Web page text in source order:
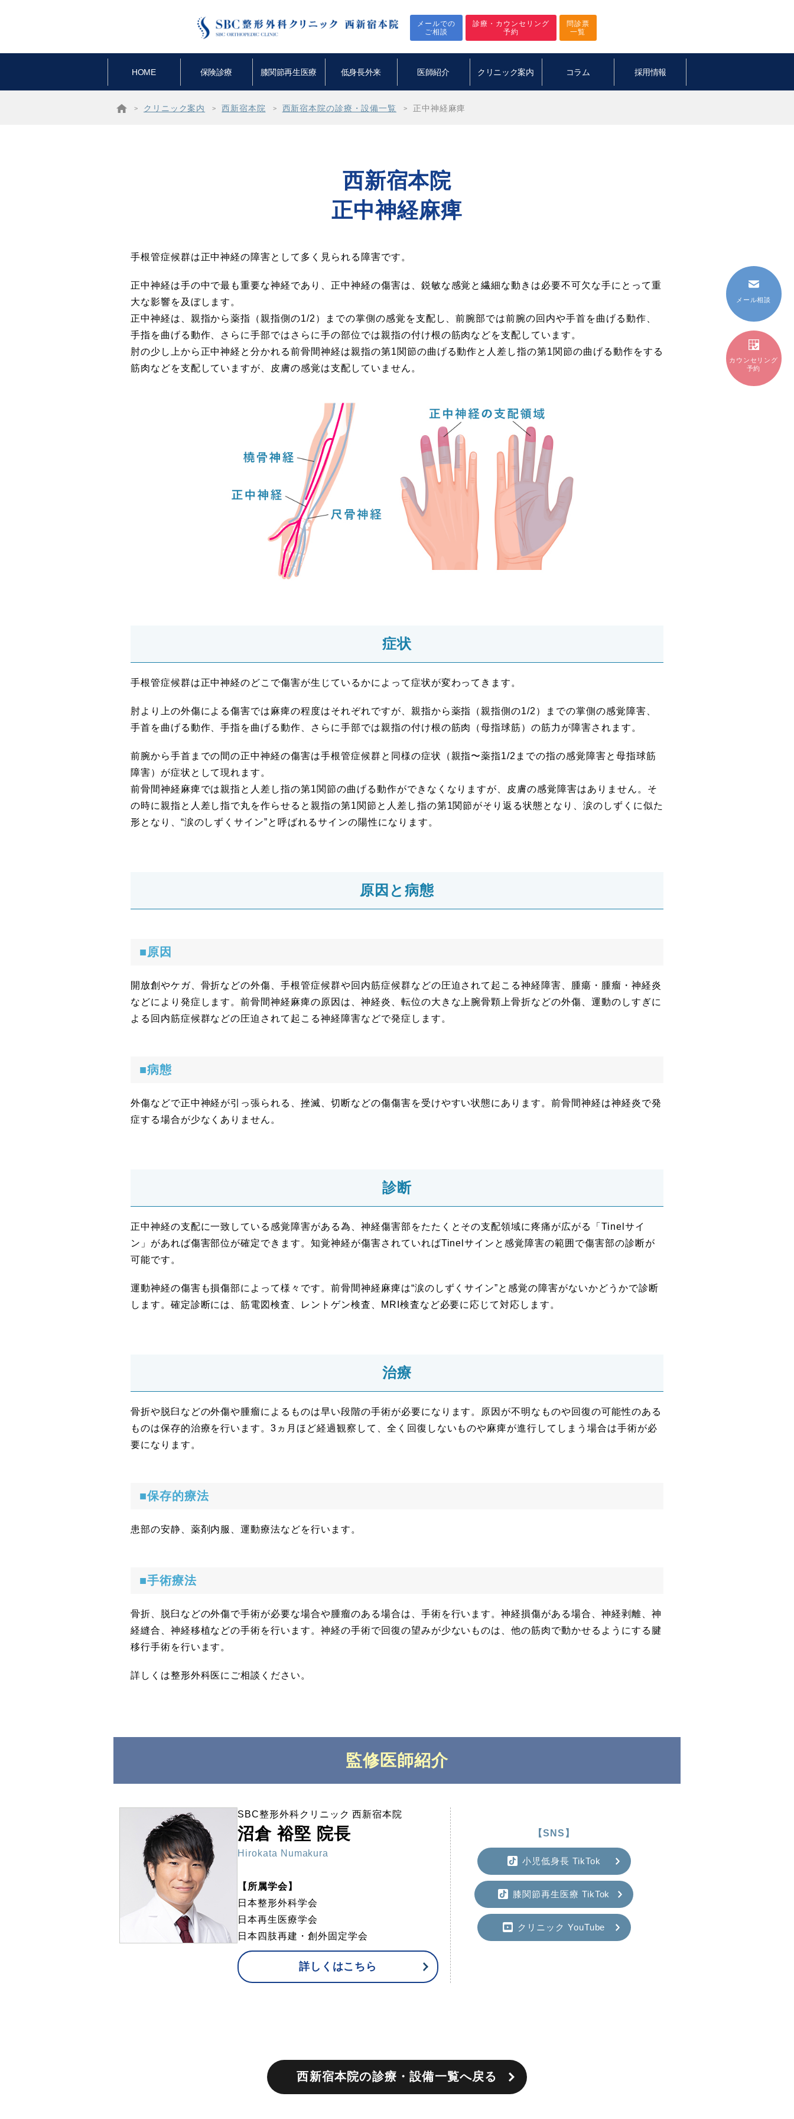
メールでの
ご相談
診療・カウンセリング
予約
問診票
一覧
HOME 保険診療 膝関節再生医療 低身長外来 医師紹介 クリニック案内 コラム 採用情報
クリニック案内 西新宿本院 西新宿本院の診療・設備一覧 正中神経麻痺
西新宿本院
正中神経麻痺
手根管症候群は正中神経の障害として多く見られる障害です。
正中神経は手の中で最も重要な神経であり、正中神経の傷害は、鋭敏な感覚と繊細な動きは必要不可欠な手にとって重
大な影響を及ぼします。
正中神経は、親指から薬指（親指側の1/2）までの掌側の感覚を支配し、前腕部では前腕の回内や手首を曲げる動作、
手指を曲げる動作、さらに手部ではさらに手の部位では親指の付け根の筋肉などを支配しています。
肘の少し上から正中神経と分かれる前骨間神経は親指の第1関節の曲げる動作と人差し指の第1関節の曲げる動作をする
筋肉などを支配していますが、皮膚の感覚は支配していません。
症状
手根管症候群は正中神経のどこで傷害が生じているかによって症状が変わってきます。
肘より上の外傷による傷害では麻痺の程度はそれぞれですが、親指から薬指（親指側の1/2）までの掌側の感覚障害、
手首を曲げる動作、手指を曲げる動作、さらに手部では親指の付け根の筋肉（母指球筋）の筋力が障害されます。
前腕から手首までの間の正中神経の傷害は手根管症候群と同様の症状（親指〜薬指1/2までの指の感覚障害と母指球筋
障害）が症状として現れます。
前骨間神経麻痺では親指と人差し指の第1関節の曲げる動作ができなくなりますが、皮膚の感覚障害はありません。そ
の時に親指と人差し指で丸を作らせると親指の第1関節と人差し指の第1関節がそり返る状態となり、涙のしずくに似た
形となり、“涙のしずくサイン”と呼ばれるサインの陽性になります。
原因と病態
■原因
開放創やケガ、骨折などの外傷、手根管症候群や回内筋症候群などの圧迫されて起こる神経障害、腫瘍・腫瘤・神経炎
などにより発症します。前骨間神経麻痺の原因は、神経炎、転位の大きな上腕骨顆上骨折などの外傷、運動のしすぎに
よる回内筋症候群などの圧迫されて起こる神経障害などで発症します。
■病態
外傷などで正中神経が引っ張られる、挫滅、切断などの傷傷害を受けやすい状態にあります。前骨間神経は神経炎で発
症する場合が少なくありません。
診断
正中神経の支配に一致している感覚障害がある為、神経傷害部をたたくとその支配領域に疼痛が広がる「Tinelサイ
ン」があれば傷害部位が確定できます。知覚神経が傷害されていればTinelサインと感覚障害の範囲で傷害部の診断が
可能です。
運動神経の傷害も損傷部によって様々です。前骨間神経麻痺は“涙のしずくサイン”と感覚の障害がないかどうかで診断
します。確定診断には、筋電図検査、レントゲン検査、MRI検査など必要に応じて対応します。
治療
骨折や脱臼などの外傷や腫瘤によるものは早い段階の手術が必要になります。原因が不明なものや回復の可能性のある
ものは保存的治療を行います。3ヵ月ほど経過観察して、全く回復しないものや麻痺が進行してしまう場合は手術が必
要になります。
■保存的療法
患部の安静、薬剤内服、運動療法などを行います。
■手術療法
骨折、脱臼などの外傷で手術が必要な場合や腫瘤のある場合は、手術を行います。神経損傷がある場合、神経剥離、神
経縫合、神経移植などの手術を行います。神経の手術で回復の望みが少ないものは、他の筋肉で動かせるようにする腱
移行手術を行います。
詳しくは整形外科医にご相談ください。
監修医師紹介
SBC整形外科クリニック 西新宿本院
沼倉 裕堅 院長
Hirokata Numakura
【所属学会】
日本整形外科学会
日本再生医療学会
日本四肢再建・創外固定学会
詳しくはこちら
【SNS】
小児低身長 TikTok
膝関節再生医療 TikTok
クリニック YouTube
西新宿本院の診療・設備一覧へ戻る
メール相談
カウンセリング
予約